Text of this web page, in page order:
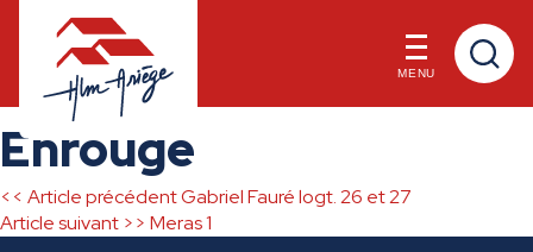
Skip
to
content
MENU
Enrouge
Navigation
<< Article précédentGabriel Fauré logt. 26 et 27
Article suivant >> Meras 1